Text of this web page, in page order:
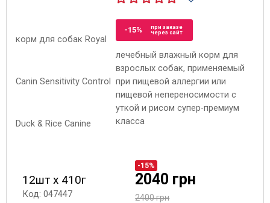
-15%
при заказе
через сайт
лечебный влажный корм для
взрослых собак, применяемый
при пищевой аллергии или
пищевой непереносимости с
уткой и рисом супер-премиум
класса
12шт х 410г
Код: 047447
-15%
2040 грн
2400 грн